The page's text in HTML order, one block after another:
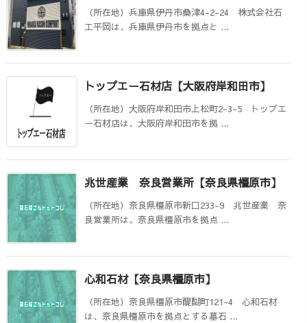
（所在地）兵庫県伊丹市桑津4-2-24 株式会社石
工平岡は、兵庫県伊丹市を拠点と ...
トップエー石材店【大阪府岸和田市】
（所在地）大阪府岸和田市上松町2-3-5 トップエ
ー石材店は、大阪府岸和田市を拠 ...
兆世産業 奈良営業所【奈良県橿原市】
（所在地）奈良県橿原市新口233-9 兆世産業 奈
良営業所は、奈良県橿原市を拠点 ...
心和石材【奈良県橿原市】
（所在地）奈良県橿原市醍醐町121-4 心和石材
は、奈良県橿原市を拠点とする墓石 ...